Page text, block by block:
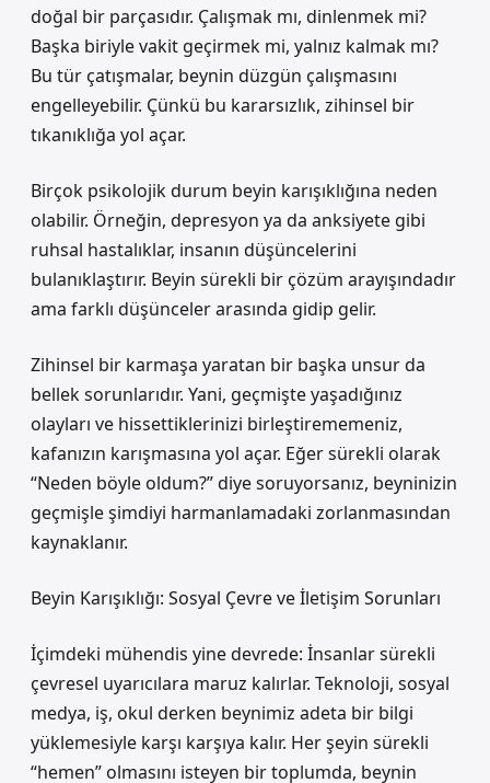
doğal bir parçasıdır. Çalışmak mı, dinlenmek mi?
Başka biriyle vakit geçirmek mi, yalnız kalmak mı?
Bu tür çatışmalar, beynin düzgün çalışmasını
engelleyebilir. Çünkü bu kararsızlık, zihinsel bir
tıkanıklığa yol açar.
Birçok psikolojik durum beyin karışıklığına neden
olabilir. Örneğin, depresyon ya da anksiyete gibi
ruhsal hastalıklar, insanın düşüncelerini
bulanıklaştırır. Beyin sürekli bir çözüm arayışındadır
ama farklı düşünceler arasında gidip gelir.
Zihinsel bir karmaşa yaratan bir başka unsur da
bellek sorunlarıdır. Yani, geçmişte yaşadığınız
olayları ve hissettiklerinizi birleştirememeniz,
kafanızın karışmasına yol açar. Eğer sürekli olarak
“Neden böyle oldum?” diye soruyorsanız, beyninizin
geçmişle şimdiyi harmanlamadaki zorlanmasından
kaynaklanır.
Beyin Karışıklığı: Sosyal Çevre ve İletişim Sorunları
İçimdeki mühendis yine devrede: İnsanlar sürekli
çevresel uyarıcılara maruz kalırlar. Teknoloji, sosyal
medya, iş, okul derken beynimiz adeta bir bilgi
yüklemesiyle karşı karşıya kalır. Her şeyin sürekli
“hemen” olmasını isteyen bir toplumda, beynin